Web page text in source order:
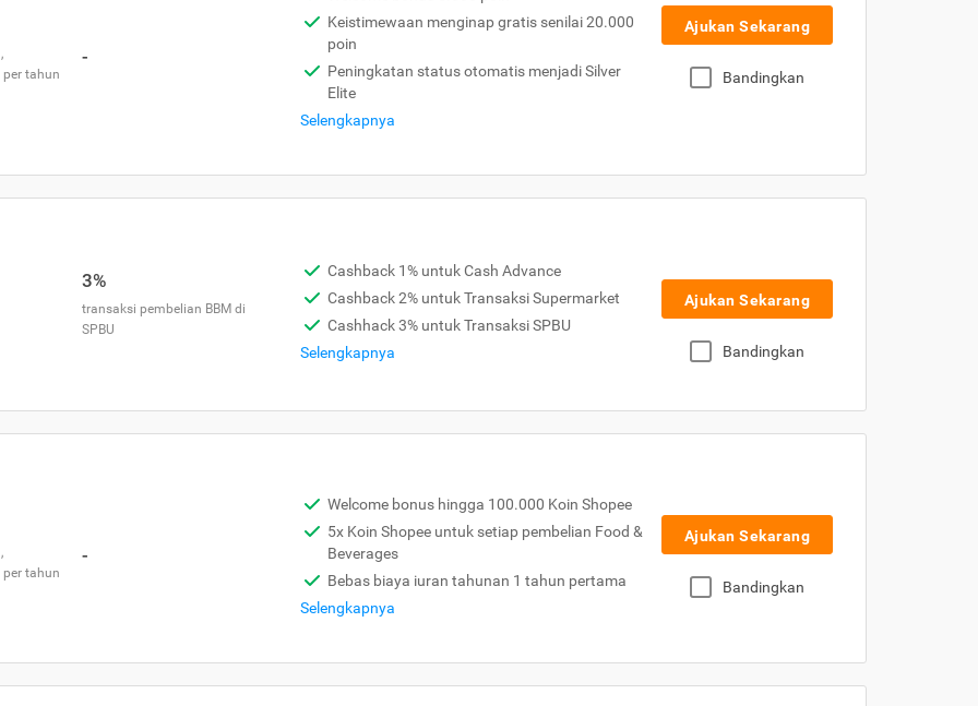
tahun
-
Keistimewaan menginap gratis senilai 20.000
poin
Peningkatan status otomatis menjadi Silver
Elite
Selengkapnya
Ajukan Sekarang
Bandingkan
3%
transaksi pembelian BBM di
SPBU
Cashback 1% untuk Cash Advance
Cashback 2% untuk Transaksi Supermarket
Cashhack 3% untuk Transaksi SPBU
Selengkapnya
Ajukan Sekarang
Bandingkan
tahun
-
Welcome bonus hingga 100.000 Koin Shopee
5x Koin Shopee untuk setiap pembelian Food &
Beverages
Bebas biaya iuran tahunan 1 tahun pertama
Selengkapnya
Ajukan Sekarang
Bandingkan